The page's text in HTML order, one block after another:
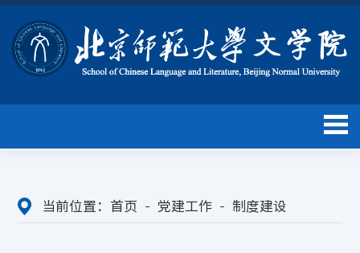
当前位置： 首页 党建工作 制度建设